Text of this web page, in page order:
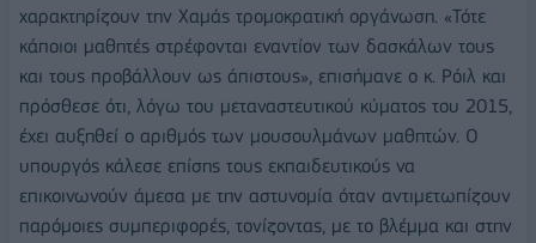
χαρακτηρίζουν την Χαμάς τρομοκρατική οργάνωση. «Τότε
κάποιοι μαθητές στρέφονται εναντίον των δασκάλων τους
και τους προβάλλουν ως άπιστους», επισήμανε ο κ. Ρόιλ και
πρόσθεσε ότι, λόγω του μεταναστευτικού κύματος του 2015,
έχει αυξηθεί ο αριθμός των μουσουλμάνων μαθητών. Ο
υπουργός κάλεσε επίσης τους εκπαιδευτικούς να
επικοινωνούν άμεσα με την αστυνομία όταν αντιμετωπίζουν
παρόμοιες συμπεριφορές, τονίζοντας, με το βλέμμα και στην